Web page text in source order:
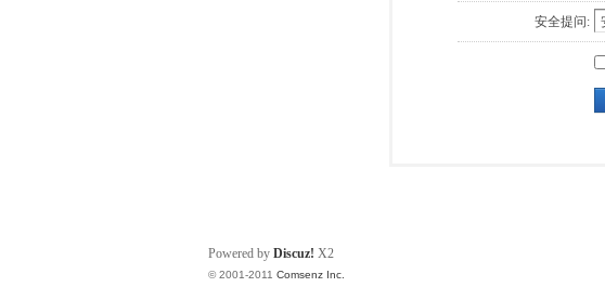
安全提问:
Powered by Discuz! X2
© 2001-2011 Comsenz Inc.